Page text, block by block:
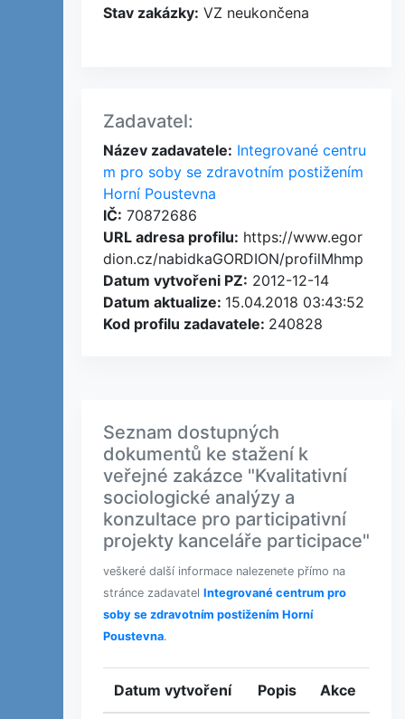
Stav zakázky: VZ neukončena
Zadavatel:
Název zadavatele: Integrované centru
m pro soby se zdravotním postižením
Horní Poustevna
IČ: 70872686
URL adresa profilu: https://www.egor
dion.cz/nabidkaGORDION/profilMhmp
Datum vytvořeni PZ: 2012-12-14
Datum aktualize: 15.04.2018 03:43:52
Kod profilu zadavatele: 240828
Seznam dostupných
dokumentů ke stažení k
veřejné zakázce "Kvalitativní
sociologické analýzy a
konzultace pro participativní
projekty kanceláře participace"
veškeré další informace nalezenete přímo na
stránce zadavatel Integrované centrum pro
soby se zdravotním postižením Horní
Poustevna.
Datum vytvoření Popis Akce